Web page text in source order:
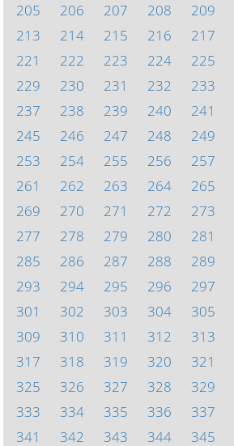
205
206 207 208 209
213
214 215 216 217
221
222 223 224 225
229
230 231 232 233
237
238 239 240 241
245
246 247 248 249
253
254 255 256 257
261
262 263 264 265
269
270 271 272 273
277
278 279 280 281
285
286 287 288 289
293
294 295 296 297
301
302 303 304 305
309
310 311 312 313
317
318 319 320 321
325
326 327 328 329
333
334 335 336 337
341
342 343 344 345